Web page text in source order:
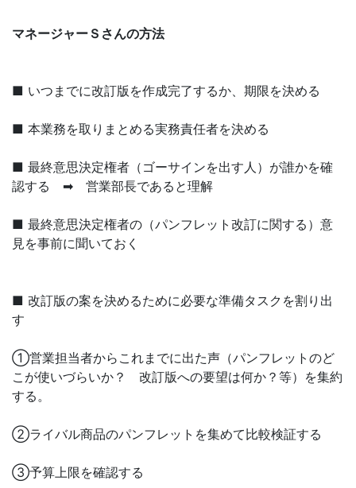
マネージャーＳさんの方法
■ いつまでに改訂版を作成完了するか、期限を決める
■ 本業務を取りまとめる実務責任者を決める
■ 最終意思決定権者（ゴーサインを出す人）が誰かを確
認する ➡ 営業部長であると理解
■ 最終意思決定権者の（パンフレット改訂に関する）意
見を事前に聞いておく
■ 改訂版の案を決めるために必要な準備タスクを割り出
す
①営業担当者からこれまでに出た声（パンフレットのど
こが使いづらいか？ 改訂版への要望は何か？等）を集約
する。
②ライバル商品のパンフレットを集めて比較検証する
③予算上限を確認する